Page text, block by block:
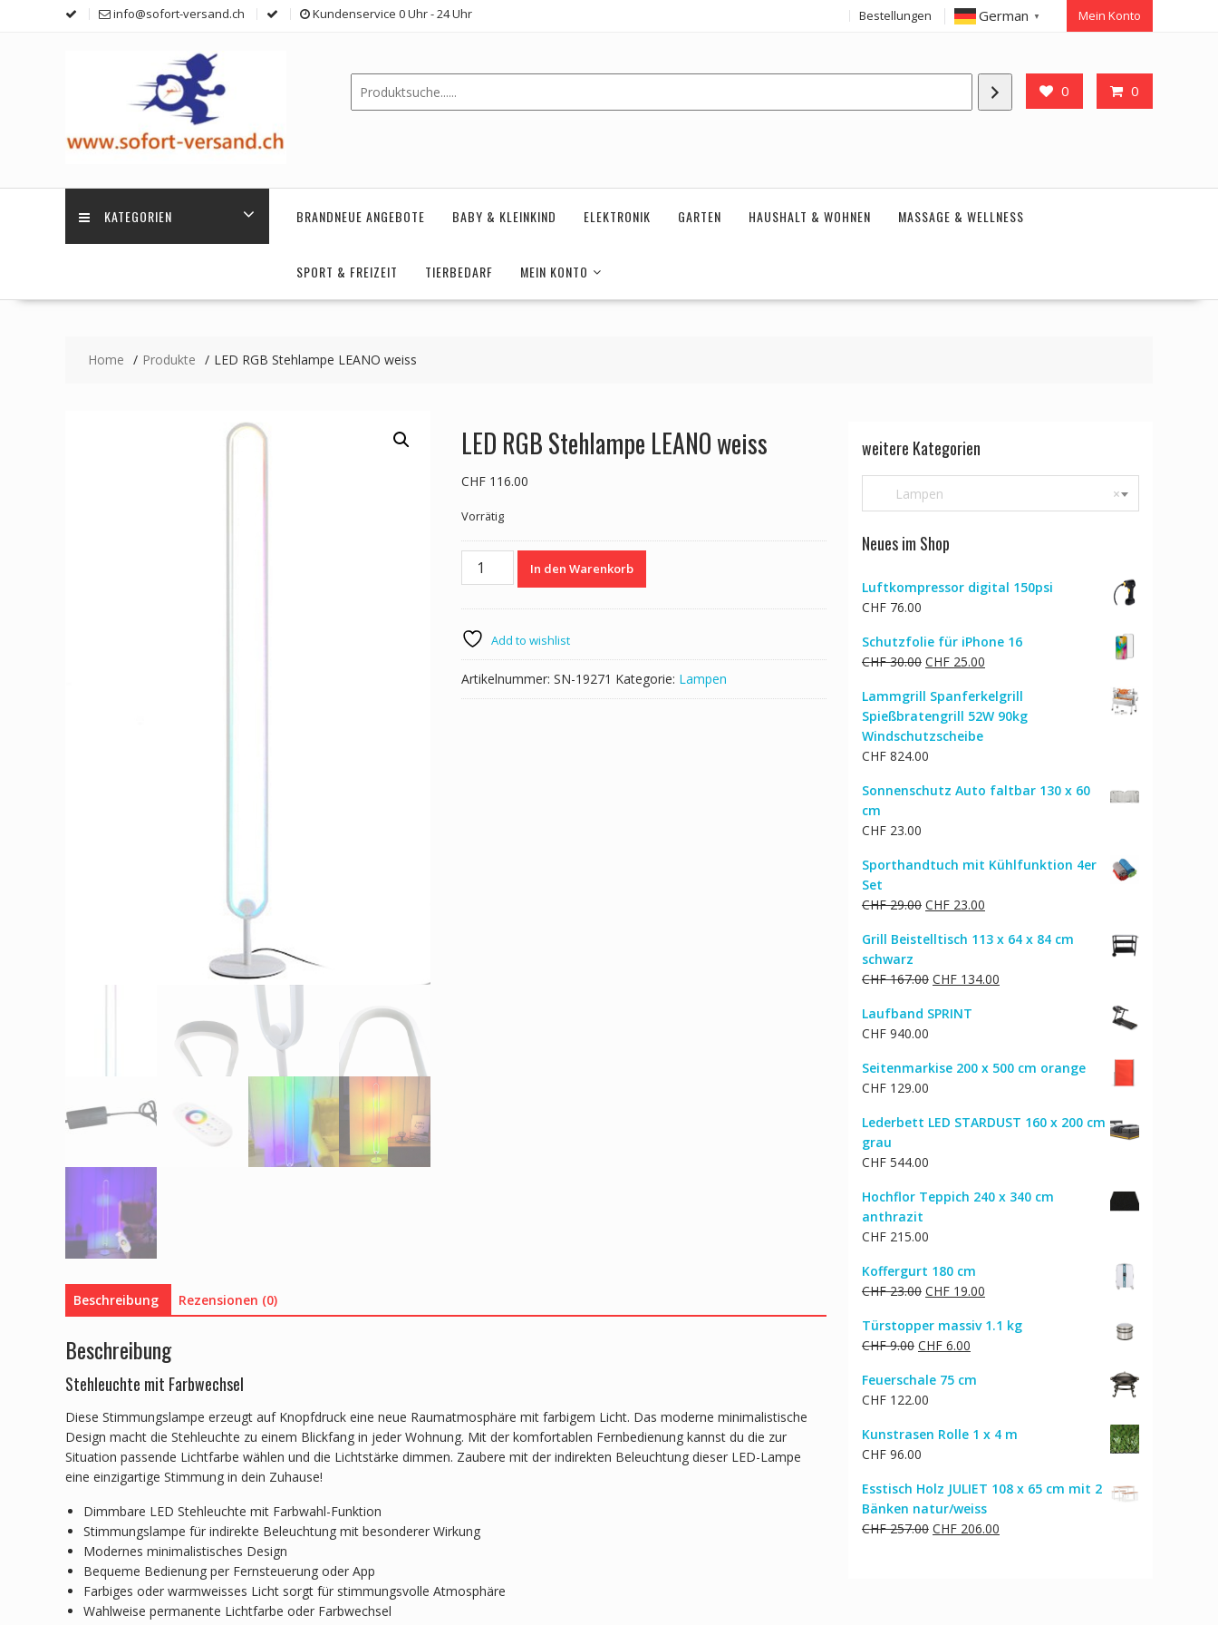
info@sofort-versand.ch Kundenservice 0 Uhr - 24 Uhr Bestellungen German ▼ Mein Konto
0 0
KATEGORIEN BRANDNEUE ANGEBOTE BABY & KLEINKIND ELEKTRONIK GARTEN HAUSHALT & WOHNEN MASSAGE & WELLNESS
SPORT & FREIZEIT TIERBEDARF MEIN KONTO
Home Produkte LED RGB Stehlampe LEANO weiss
LED RGB Stehlampe LEANO weiss
CHF116.00
Vorrätig
LED
weiss
Menge
In den Warenkorb
Add to wishlist
Artikelnummer: SN-19271 Kategorie: Lampen
Beschreibung Rezensionen (0)
Beschreibung
Stehleuchte mit Farbwechsel
Diese Stimmungslampe erzeugt auf Knopfdruck eine neue Raumatmosphäre mit farbigem Licht. Das moderne minimalistische
Design macht die Stehleuchte zu einem Blickfang in jeder Wohnung. Mit der komfortablen Fernbedienung kannst du die zur
Situation passende Lichtfarbe wählen und die Lichtstärke dimmen. Zaubere mit der indirekten Beleuchtung dieser LED-Lampe
eine einzigartige Stimmung in dein Zuhause!
Dimmbare LED Stehleuchte mit Farbwahl-Funktion
Stimmungslampe für indirekte Beleuchtung mit besonderer Wirkung
Modernes minimalistisches Design
Bequeme Bedienung per Fernsteuerung oder App
Farbiges oder warmweisses Licht sorgt für stimmungsvolle Atmosphäre
Wahlweise permanente Lichtfarbe oder Farbwechsel
weitere Kategorien
×
Lampen
Neues im Shop
Luftkompressor digital 150psi
CHF 76.00
Schutzfolie für iPhone 16
CHF30.00 Ursprünglicher
war:
CHF 30.00
CHF 25.00
ist:
CHF 25.00.
Lammgrill Spanferkelgrill
Spießbratengrill 52W 90kg
Windschutzscheibe
CHF 824.00
Sonnenschutz Auto faltbar 130 x 60
cm
CHF 23.00
Sporthandtuch mit Kühlfunktion 4er
Set
CHF29.00 Ursprünglicher
war:
CHF 23.00
ist:
Grill Beistelltisch 113 x 64 x 84 cm
schwarz
CHF167.00 Ursprünglicher
war:
CHF 134.00
Laufband SPRINT
CHF 940.00
Seitenmarkise 200 x 500 cm orange
CHF 129.00
Lederbett LED STARDUST 160 x 200 cm
grau
CHF 544.00
Hochflor Teppich 240 x 340 cm
anthrazit
CHF 215.00
Koffergurt 180 cm
CHF23.00 Ursprünglicher
war:
CHF 23.00
CHF 19.00
ist:
Türstopper massiv 1.1 kg
CHF9.00 Ursprünglicher
war:
CHF 9.00
CHF 6.00
ist:
Feuerschale 75 cm
CHF 122.00
Kunstrasen Rolle 1 x 4 m
CHF 96.00
Esstisch Holz JULIET 108 x 65 cm mit 2
Bänken natur/weiss
CHF257.00 Ursprünglicher
CHF 206.00